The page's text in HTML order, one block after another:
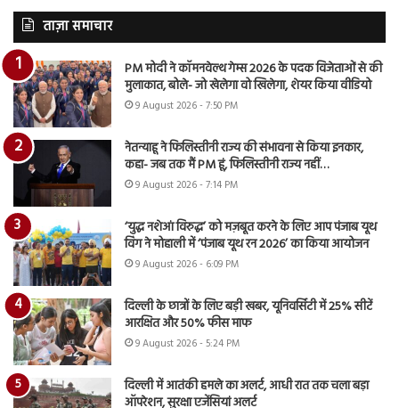
ताज़ा समाचार
PM मोदी ने कॉमनवेल्थ गेम्स 2026 के पदक विजेताओं से की
मुलाकात, बोले- जो खेलेगा वो खिलेगा, शेयर किया वीडियो
9 August 2026 - 7:50 PM
नेतन्याहू ने फिलिस्तीनी राज्य की संभावना से किया इनकार,
कहा- जब तक मैं PM हूं, फिलिस्तीनी राज्य नहीं…
9 August 2026 - 7:14 PM
‘युद्ध नशेआं विरुद्ध’ को मज़बूत करने के लिए आप पंजाब यूथ
विंग ने मोहाली में ‘पंजाब यूथ रन 2026’ का किया आयोजन
9 August 2026 - 6:09 PM
दिल्ली के छात्रों के लिए बड़ी खबर, यूनिवर्सिटी में 25% सीटें
आरक्षित और 50% फीस माफ
9 August 2026 - 5:24 PM
दिल्ली में आतंकी हमले का अलर्ट, आधी रात तक चला बड़ा
ऑपरेशन, सुरक्षा एजेंसियां अलर्ट